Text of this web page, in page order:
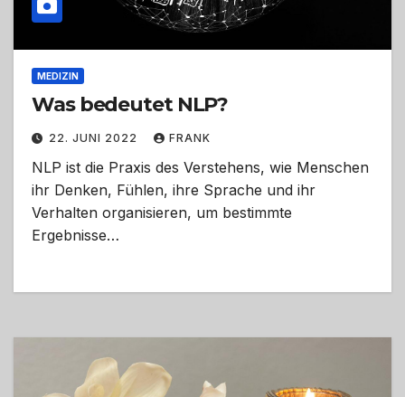
MEDIZIN
Was bedeutet NLP?
22. JUNI 2022 FRANK
NLP ist die Praxis des Verstehens, wie Menschen
ihr Denken, Fühlen, ihre Sprache und ihr
Verhalten organisieren, um bestimmte
Ergebnisse…